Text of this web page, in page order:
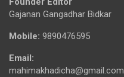
Gajanan Gangadhar Bidkar
Mobile: 9890476595
Email:
mahimakhadicha@gmail.com